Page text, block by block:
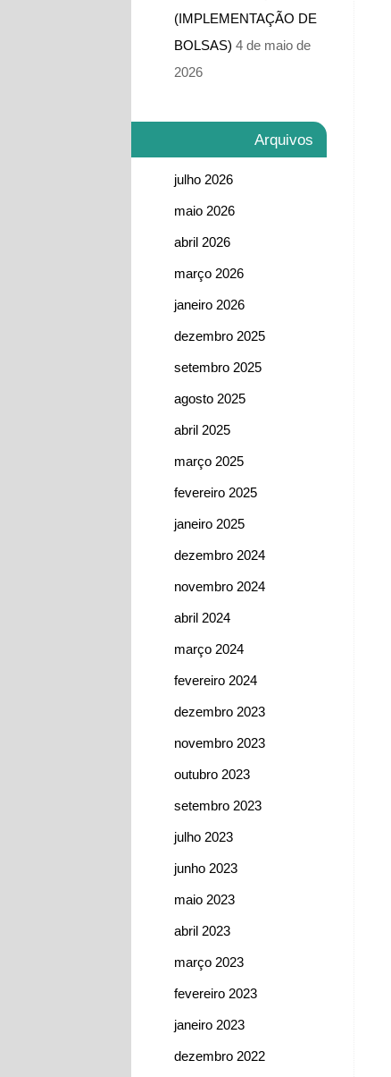
(IMPLEMENTAÇÃO DE
BOLSAS) 4 de maio de
2026
Arquivos
julho 2026
maio 2026
abril 2026
março 2026
janeiro 2026
dezembro 2025
setembro 2025
agosto 2025
abril 2025
março 2025
fevereiro 2025
janeiro 2025
dezembro 2024
novembro 2024
abril 2024
março 2024
fevereiro 2024
dezembro 2023
novembro 2023
outubro 2023
setembro 2023
julho 2023
junho 2023
maio 2023
abril 2023
março 2023
fevereiro 2023
janeiro 2023
dezembro 2022